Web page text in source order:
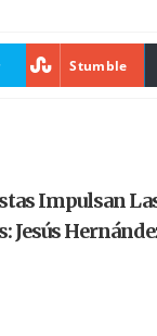
Stumble
Impulsan
Jesús